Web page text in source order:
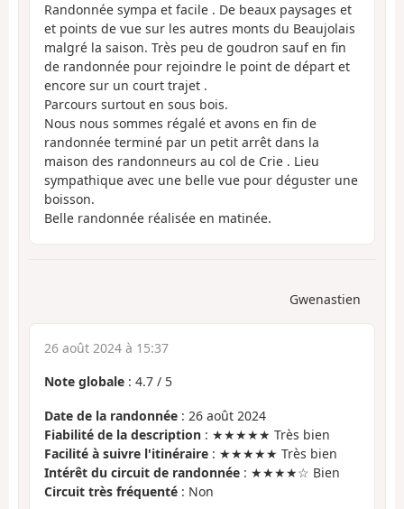
Randonnée sympa et facile . De beaux paysages et
et points de vue sur les autres monts du Beaujolais
malgré la saison. Très peu de goudron sauf en fin
de randonnée pour rejoindre le point de départ et
encore sur un court trajet .
Parcours surtout en sous bois.
Nous nous sommes régalé et avons en fin de
randonnée terminé par un petit arrêt dans la
maison des randonneurs au col de Crie . Lieu
sympathique avec une belle vue pour déguster une
boisson.
Belle randonnée réalisée en matinée.
Gwenastien
26 août 2024 à 15:37
Note globale : 4.7 / 5
Date de la randonnée : 26 août 2024
Fiabilité de la description : ★★★★★ Très bien
Facilité à suivre l'itinéraire : ★★★★★ Très bien
Intérêt du circuit de randonnée : ★★★★☆ Bien
Circuit très fréquenté : Non